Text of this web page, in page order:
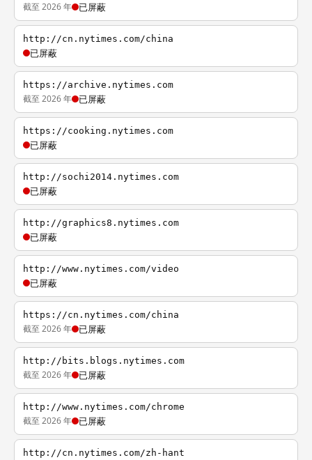
截至 2026 年 已屏蔽
http://cn.nytimes.com/china
已屏蔽
https://archive.nytimes.com
截至 2026 年 已屏蔽
https://cooking.nytimes.com
已屏蔽
http://sochi2014.nytimes.com
已屏蔽
http://graphics8.nytimes.com
已屏蔽
http://www.nytimes.com/video
已屏蔽
https://cn.nytimes.com/china
截至 2026 年 已屏蔽
http://bits.blogs.nytimes.com
截至 2026 年 已屏蔽
http://www.nytimes.com/chrome
截至 2026 年 已屏蔽
http://cn.nytimes.com/zh-hant